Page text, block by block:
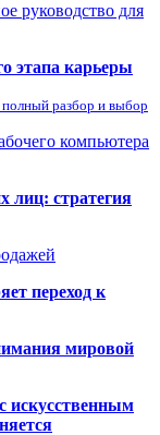
руководство для
этапа карьеры
разбор и выбор
компьютера
лиц: стратегия
переход к
мировой
искусственным